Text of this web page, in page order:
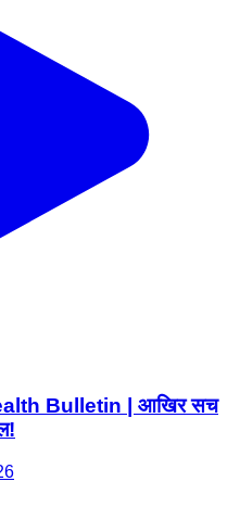
Bulletin | आखिर सच